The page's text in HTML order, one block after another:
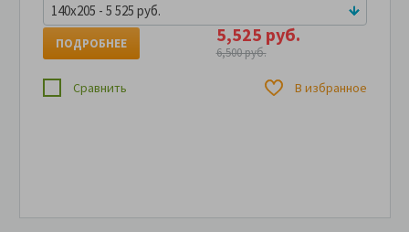
140x205 - 5 525 руб.
5,525 руб.
6,500 руб.
ПОДРОБНЕЕ
Сравнить В избранное